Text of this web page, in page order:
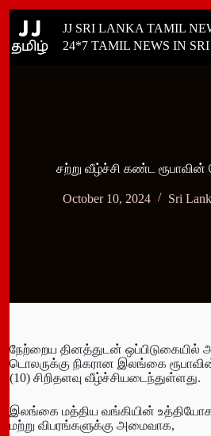
content
JJ SRI LANKA TAMIL
24*7 TAMIL NEWS IN
சற்று வீழ்ச்சி கண்ட ரூபாவின்
October 10, 2024 Sri
நேற்றைய தினத்துடன் ஒப்பிடுகையில்
டொலருக்கு நிகரான இலங்கை
(10) சிறிதளவு வீழ்ச்சியடைந்துள்ளது.
இலங்கை மத்திய வங்கியின்
மற்று விபரங்களுக்கு அமைவாக,